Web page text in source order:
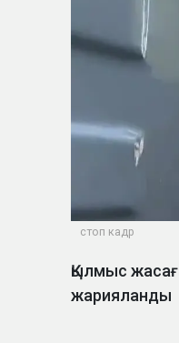
стоп кадр
Қылмыс
жарияланды